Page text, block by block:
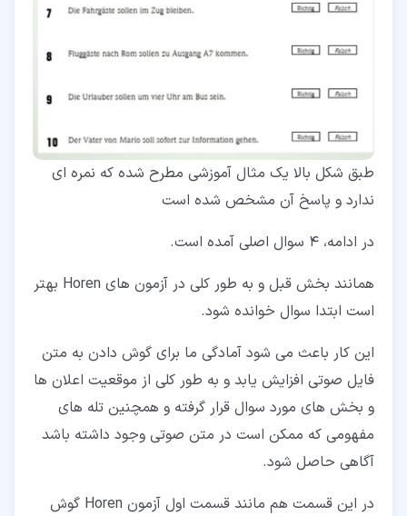
طبق شکل بالا یک مثال آموزشی مطرح شده که نمره ای
ندارد و پاسخ آن مشخص شده است
در ادامه، 4 سوال اصلی آمده است.
همانند بخش قبل و به طور کلی در آزمون های Horen بهتر
است ابتدا سوال خوانده شود.
این کار باعث می شود آمادگی ما برای گوش دادن به متن
فایل صوتی افزایش یابد و به طور کلی از موقعیت اعلان ها
و بخش های مورد سوال قرار گرفته و همچنین تله های
مفهومی که ممکن است در متن صوتی وجود داشته باشد
آگاهی حاصل شود.
در این قسمت هم مانند قسمت اول آزمون Horen گوش